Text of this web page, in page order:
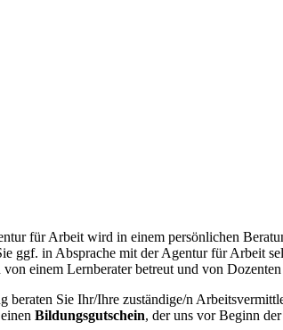
für Arbeit wird in einem persönlichen
ggf. in Absprache mit der Agentur für Arbeit
einem Lernberater betreut und von
Sie Ihr/Ihre zuständige/n
Bildungsgutschein, der uns vor Beginn